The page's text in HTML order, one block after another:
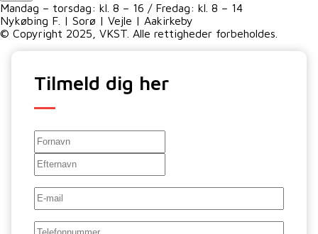
Mandag – torsdag: kl. 8 – 16 / Fredag: kl. 8 – 14
Nykøbing F. | Sorø | Vejle | Aakirkeby
© Copyright 2025, VKST. Alle rettigheder forbeholdes.
Tilmeld dig her
Navn
Efternavn
E-
mail*
Telefon